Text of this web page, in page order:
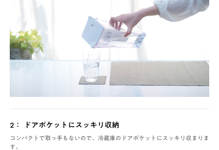
2： ドアポケットにスッキリ収納
コンパクトで取っ手もないので、冷蔵庫のドアポケットにスッキリ収まりま
す。